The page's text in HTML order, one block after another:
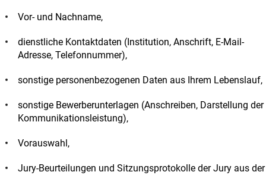
Vor- und Nachname,
dienstliche Kontaktdaten (Institution, Anschrift, E-Mail-
Adresse, Telefonnummer),
sonstige personenbezogenen Daten aus Ihrem Lebenslauf,
sonstige Bewerberunterlagen (Anschreiben, Darstellung der
Kommunikationsleistung),
Vorauswahl,
Jury-Beurteilungen und Sitzungsprotokolle der Jury aus der